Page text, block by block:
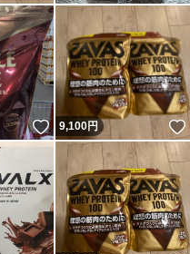
いいね！
9,100円